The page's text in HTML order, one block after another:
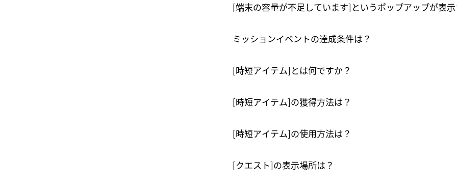
[端末の容量が不足しています]というポップアップが表
ミッションイベントの達成条件は？
[時短アイテム]とは何ですか？
[時短アイテム]の獲得方法は？
[時短アイテム]の使用方法は？
[クエスト]の表示場所は？